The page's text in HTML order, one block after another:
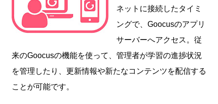
ネットに接続したタイミ
ングで、Goocusのアプリ
サーバーへアクセス。従
来のGoocusの機能を使って、管理者が学習の進捗状況
を管理したり、更新情報や新たなコンテンツを配信する
ことが可能です。